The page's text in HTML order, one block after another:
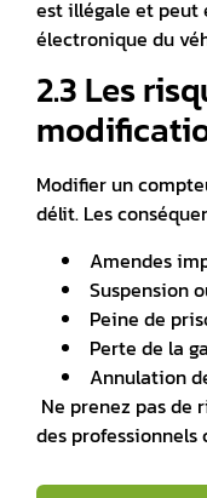
est illégale et peut
électronique du
2.3 Les
Modifier un
délit. Les
Amendes
Suspension
Peine de
Perte de la
Annulation
Ne prenez pas de
des professionnels